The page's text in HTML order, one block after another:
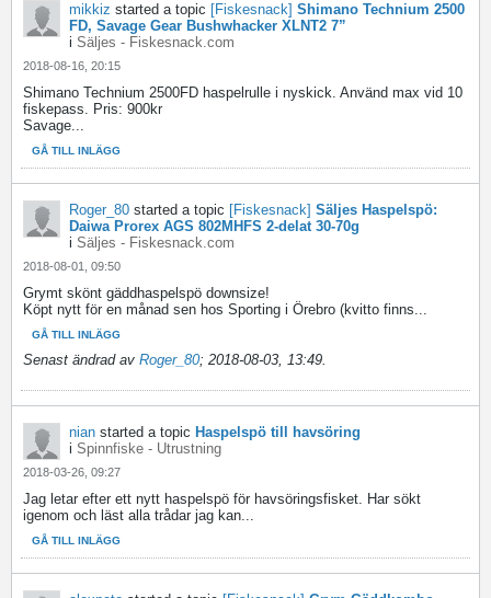
mikkiz started a topic [Fiskesnack] Shimano Technium 2500
FD, Savage Gear Bushwhacker XLNT2 7”
i Säljes - Fiskesnack.com
2018-08-16, 20:15
Shimano Technium 2500FD haspelrulle i nyskick. Använd max vid 10
fiskepass. Pris: 900kr
Savage...
GÅ TILL INLÄGG
Roger_80 started a topic [Fiskesnack] Säljes Haspelspö:
Daiwa Prorex AGS 802MHFS 2-delat 30-70g
i Säljes - Fiskesnack.com
2018-08-01, 09:50
Grymt skönt gäddhaspelspö downsize!
Köpt nytt för en månad sen hos Sporting i Örebro (kvitto finns...
GÅ TILL INLÄGG
Senast ändrad av Roger_80; 2018-08-03, 13:49.
nian started a topic Haspelspö till havsöring
i Spinnfiske - Utrustning
2018-03-26, 09:27
Jag letar efter ett nytt haspelspö för havsöringsfisket. Har sökt
igenom och läst alla trådar jag kan...
GÅ TILL INLÄGG